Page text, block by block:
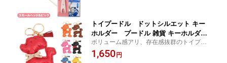
トイプードル ドットシルエット キー
ホルダー プードル 雑貨 キーホルダー
キーリング キーチェーン バッグチャー
ム アクセサリー【メール便可】
ボリューム感アリ、存在感抜群のトイプー
ドルのバッグチャーム。【ドッグ 犬グッズ
雑貨 プードル】
1,650円